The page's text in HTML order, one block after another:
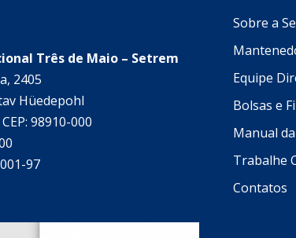
Três de Maio – Setrem
2405
Hüedepohl
98910-000
97
Sobre a
Equipe
Bolsas e
Manual
Trabalhe
Contatos